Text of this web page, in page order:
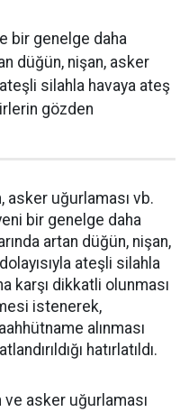
bir genelge daha
düğün, nişan, asker
silahla havaya ateş
gözden
asker uğurlaması vb.
bir genelge daha
artan düğün, nişan,
ateşli silahla
karşı dikkatli olunması
istenerek,
alınması
hatırlatıldı.
ve asker uğurlaması